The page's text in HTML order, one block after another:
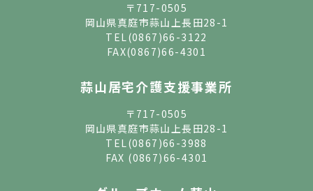
〒717-0505
岡山県真庭市蒜山上長田28-1
TEL(0867)66-3122
FAX(0867)66-4301
蒜山居宅介護支援事業所
〒717-0505
岡山県真庭市蒜山上長田28-1
TEL(0867)66-3988
FAX (0867)66-4301